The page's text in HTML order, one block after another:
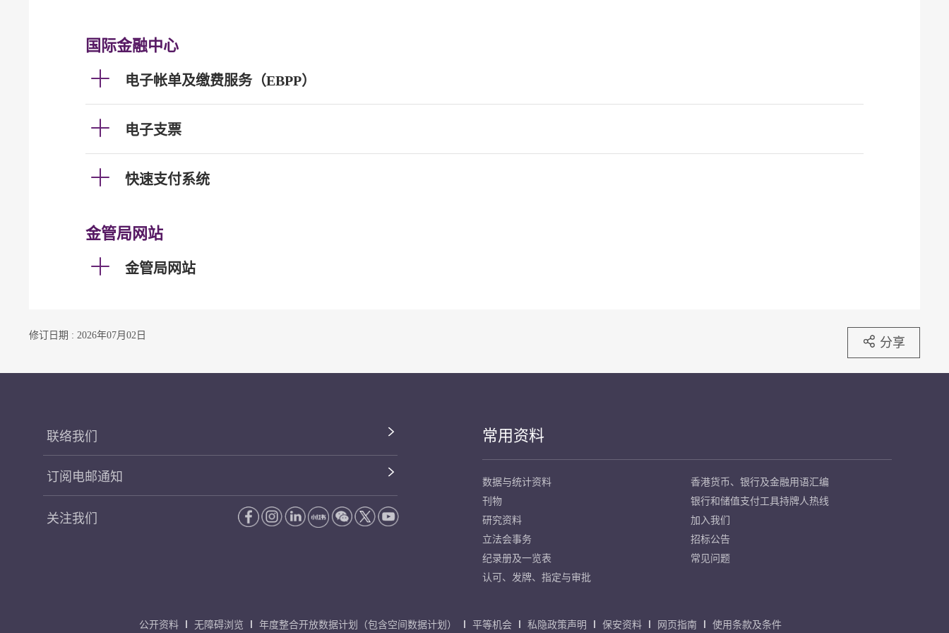
国际金融中心
电子帐单及缴费服务（EBPP）
电子支票
快速支付系统
金管局网站
金管局网站
修订日期 : 2026年07月02日 分享
联络我们
订阅电邮通知
关注我们
常用资料
数据与统计资料
刊物
研究资料
立法会事务
纪录册及一览表
认可、发牌、指定与审批
香港货币、银行及金融用语汇编
银行和储值支付工具持牌人热线
加入我们
招标公告
常见问题
公开资料 无障碍浏览 年度整合开放数据计划（包含空间数据计划） 平等机会 私隐政策声明 保安资料 网页指南 使用条款及条件